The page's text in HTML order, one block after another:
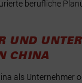
berufliche
UND
CHINA
als Unternehmer